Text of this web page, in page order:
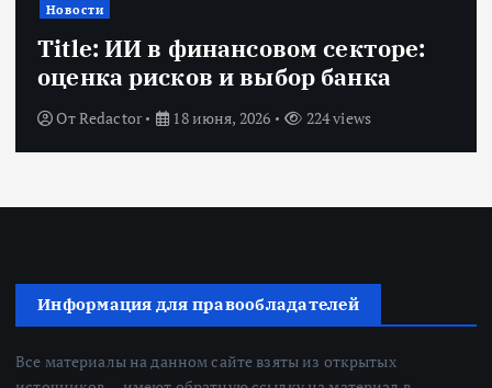
Новости
Title: ИИ в финансовом секторе:
оценка рисков и выбор банка
ОтRedactor 18 июня, 2026 224 views
Информация для правообладателей
Все материалы на данном сайте взяты из открытых